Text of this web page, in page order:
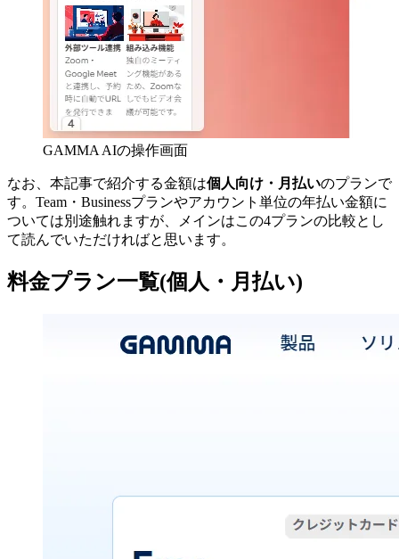
GAMMA AIの操作画面
なお、本記事で紹介する金額は個人向け・月払いのプランで
す。Team・Businessプランやアカウント単位の年払い金額に
ついては別途触れますが、メインはこの4プランの比較とし
て読んでいただければと思います。
料金プラン一覧(個人・月払い)